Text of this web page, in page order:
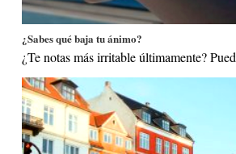
¿Sabes qué baja tu ánimo?
¿Te notas más irritable últimamente?